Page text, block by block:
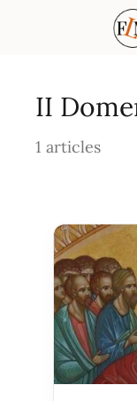
II
1 articles